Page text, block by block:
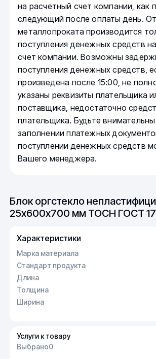
на расчетный счет компании, как
следующий после оплаты день.
металлопроката производится
поступления денежных средств
счет компании. Возможны
поступления денежных средств,
произведена после 15:00, не
указаны реквизиты плательщика
поставщика, недостаточно
плательщика. Будьте
заполнении платежных
поступлении денежных средств
Вашего менеджера.
Блок оргстекло
25х600х700 мм ТОСН ГОСТ
Характеристики
Марка материала
Стандарт продукта
Длина
Толщина
Ширина
Услуги к товару
Выбрано0